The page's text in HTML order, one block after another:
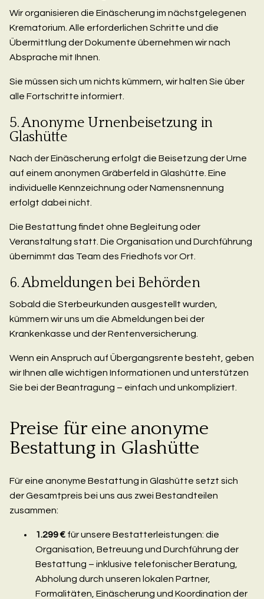
Wir organisieren die Einäscherung im nächstgelegenen
Krematorium. Alle erforderlichen Schritte und die
Übermittlung der Dokumente übernehmen wir nach
Absprache mit Ihnen.
Sie müssen sich um nichts kümmern, wir halten Sie über
alle Fortschritte informiert.
5. Anonyme Urnenbeisetzung in
Glashütte
Nach der Einäscherung erfolgt die Beisetzung der Urne
auf einem anonymen Gräberfeld in Glashütte. Eine
individuelle Kennzeichnung oder Namensnennung
erfolgt dabei nicht.
Die Bestattung findet ohne Begleitung oder
Veranstaltung statt. Die Organisation und Durchführung
übernimmt das Team des Friedhofs vor Ort.
6. Abmeldungen bei Behörden
Sobald die Sterbeurkunden ausgestellt wurden,
kümmern wir uns um die Abmeldungen bei der
Krankenkasse und der Rentenversicherung.
Wenn ein Anspruch auf Übergangsrente besteht, geben
wir Ihnen alle wichtigen Informationen und unterstützen
Sie bei der Beantragung – einfach und unkompliziert.
Preise für eine anonyme
Bestattung in Glashütte
Für eine anonyme Bestattung in Glashütte setzt sich
der Gesamtpreis bei uns aus zwei Bestandteilen
zusammen:
1.299 € für unsere Bestatterleistungen: die
Organisation, Betreuung und Durchführung der
Bestattung – inklusive telefonischer Beratung,
Abholung durch unseren lokalen Partner,
Formalitäten, Einäscherung und Koordination der